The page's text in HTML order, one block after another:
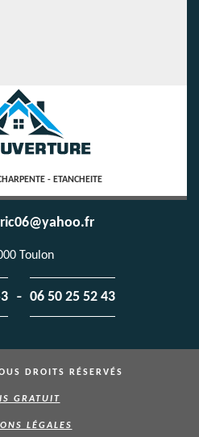
- ETANCHEITE
Toulon
- 06 50 25 52 43
DROITS RÉSERVÉS
GRATUIT
LÉGALES